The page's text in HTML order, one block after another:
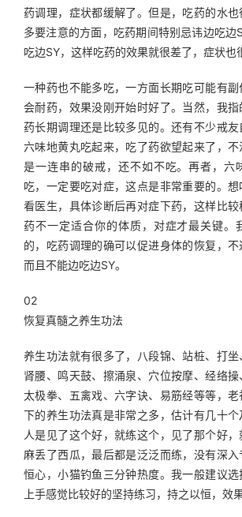
药调理，症状都缓解了。但是，吃药的水
多要注意的方面，吃药期间特别忌讳边吃边
吃边SY，这样吃药的效果就很差了，症状也
一种药也不能多吃，一方面长期吃可能有
会耐药，效果没刚开始时好了。当然，我
药长期调理还是比较多见的。还有不少戒友
六味地黄丸吃起来，吃了药欲望起来了，
是一连串的破戒，还不如不吃。再者，六
吃，一定要吃对症，这点是非常重要的。
看医生，具体诊断后再对症下药，这样比
药不一定适合你的体质，对症才最关键。
的，吃药调理的确可以促进身体的恢复，不
而且不能边吃边SY。
02
恢复真髓之养生功法
养生功法就有很多了，八段锦、站桩、打
肾腰、鸣天鼓、擦涌泉、穴位按摩、经络操
太极拳、五禽戏、六字诀、易筋经等等，
下的养生功法真是非常之多，估计有几十
人是见了这个好，就练这个，见了那个好
麻丢了西瓜，最后都是泛泛而练，没有深
恒心，小猫钓鱼三分钟热度。我一般建议选
上手感觉比较好的坚持练习，持之以恒，效